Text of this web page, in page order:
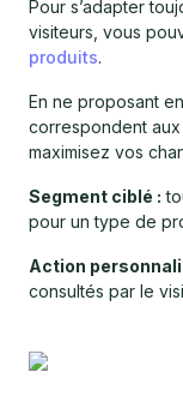
Pour s’adapter
visiteurs, vous
produits.
En ne proposant
correspondent
maximisez vos
Segment ciblé :
pour un type de
Action
consultés par le